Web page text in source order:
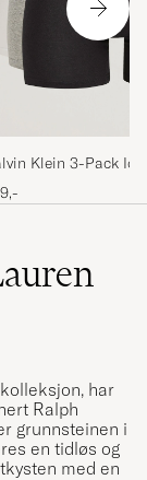
en vare
aldrig
Klein 3-Pack
Boxer Brief
Black/Grey
har
Ralph
grunnsteinen i
en tidløs og
med en